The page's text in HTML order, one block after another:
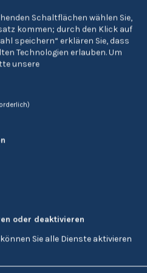
Bischöfliches Institut
Schaltflächen wählen Sie,
kommen; durch den Klick auf
speichern“ erklären Sie, dass
Technologien erlauben.Um
unsere
oder deaktivieren
Sie alle Dienste aktivieren